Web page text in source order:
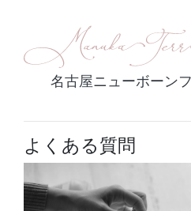
名古屋ニューボーン
よくある質問